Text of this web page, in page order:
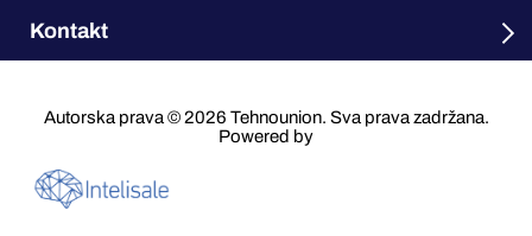
Kontakt
Autorska prava © 2026 Tehnounion. Sva prava zadržana.
Powered by